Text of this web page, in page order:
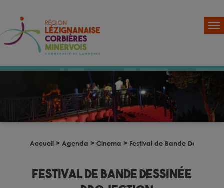
Accueil > Agenda > Cinema > Festival de Bande Dessinée –
Festival de Bande Dessinée